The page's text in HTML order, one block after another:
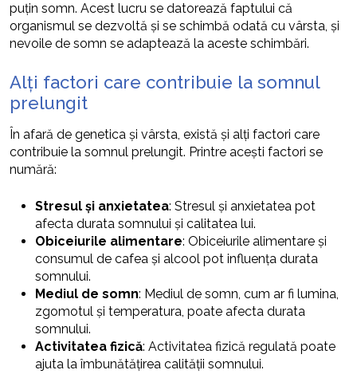
puțin somn. Acest lucru se datorează faptului că
organismul se dezvoltă și se schimbă odată cu vârsta, și
nevoile de somn se adaptează la aceste schimbări.
Alți factori care contribuie la somnul
prelungit
În afară de genetica și vârsta, există și alți factori care
contribuie la somnul prelungit. Printre acești factori se
numără:
Stresul și anxietatea: Stresul și anxietatea pot
afecta durata somnului și calitatea lui.
Obiceiurile alimentare: Obiceiurile alimentare și
consumul de cafea și alcool pot influența durata
somnului.
Mediul de somn: Mediul de somn, cum ar fi lumina,
zgomotul și temperatura, poate afecta durata
somnului.
Activitatea fizică: Activitatea fizică regulată poate
ajuta la îmbunătățirea calității somnului.